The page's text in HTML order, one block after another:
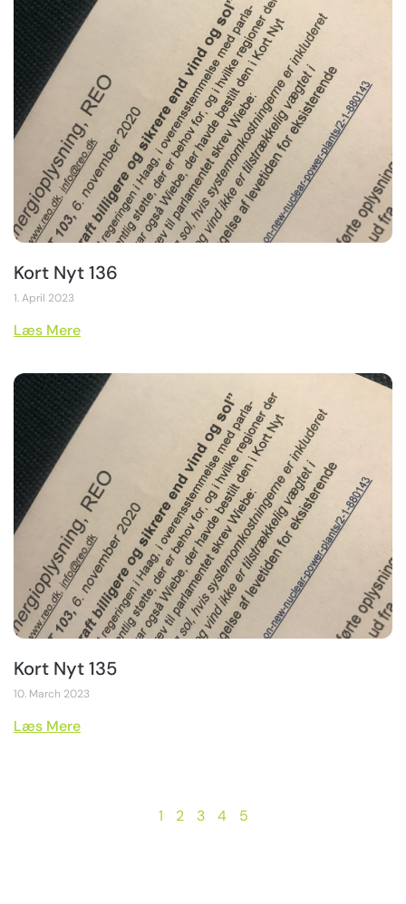
Kort Nyt 136
1. April 2023
Læs Mere
Kort Nyt 135
10. March 2023
Læs Mere
1 2 3 4 5